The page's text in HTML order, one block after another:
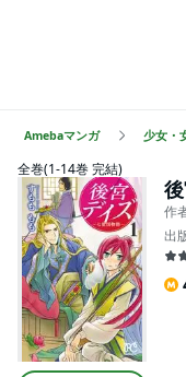
Amebaマンガ 少女・
全巻(1-14巻 完結)
作
出